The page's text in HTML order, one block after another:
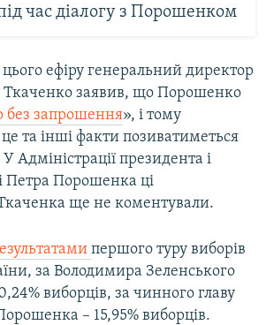
час діалогу з Порошенком
ефіру генеральний директор
Ткаченко заявив, що Порошенко
без запрошення», і тому
та інші факти позиватиметься
Адміністрації президента і
Петра Порошенка ці
ще не коментували.
першого туру виборів
за Володимира Зеленського
виборців, за чинного главу
– 15,95% виборців.